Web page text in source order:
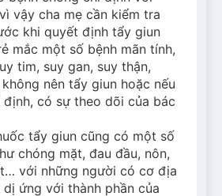
vậy cha mẹ cần kiểm tra
khi quyết định tẩy giun
mắc một số bệnh mãn tính,
tim, suy gan, suy thận,
nên tẩy giun hoặc nếu
có sự theo dõi của bác
tẩy giun cũng có một số
chóng mặt, đau đầu, nôn,
với những người có cơ địa
dị ứng với thành phần của